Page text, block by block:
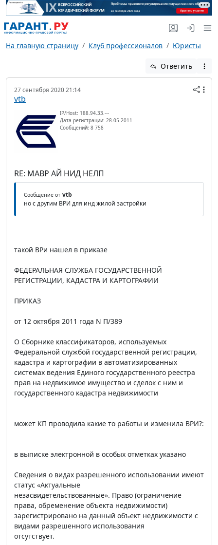
На главную страницу Клуб профессионалов Юристы
Ответить
27 сентября 2020 21:14
vtb
IP/Host: 188.94.33.---
Дата регистрации: 28.05.2011
Сообщений: 8 758
RE: МАВР АЙ НИД НЕЛП
Сообщение от vtb
но с другим ВРИ для инд жилой застройки
такой ВРи нашел в приказе
ФЕДЕРАЛЬНАЯ СЛУЖБА ГОСУДАРСТВЕННОЙ
РЕГИСТРАЦИИ, КАДАСТРА И КАРТОГРАФИИ
ПРИКАЗ
от 12 октября 2011 года N П/389
О Сборнике классификаторов, используемых
Федеральной службой государственной регистрации,
кадастра и картографии в автоматизированных
системах ведения Единого государственного реестра
прав на недвижимое имущество и сделок с ним и
государственного кадастра недвижимости
может КП проводила какие то работы и изменила ВРИ?:
в выписке электронной в особых отметках указано
Сведения о видах разрешенного использовании имеют
статус «Актуальные
незасвидетельствованные». Право (ограничение
права, обременение объекта недвижимости)
зарегистрировано на данный объект недвижимости с
видами разрешенного использования
отсутствует.